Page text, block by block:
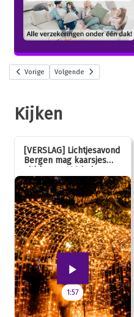
Vorige Volgende
Kijken
[VERSLAG] Lichtjesavond
Bergen mag kaarsjes
uitblazen: 100 jarig
jubileum!
1:57